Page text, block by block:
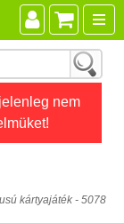
nem
kártyajáték - 5078
szerint